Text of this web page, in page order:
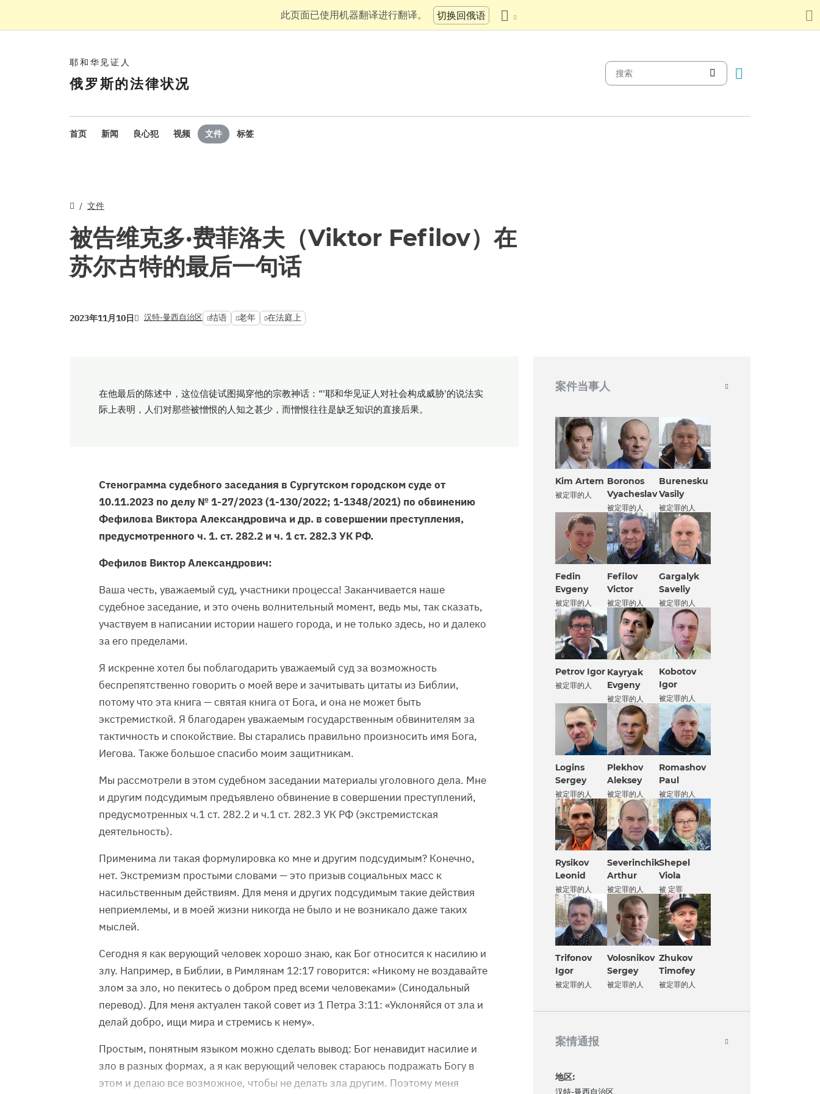
此页面已使用机器翻译进行翻译。 切换回俄语
耶和华见证人
俄罗斯的法律状况
首页 新闻 良心犯 视频 文件 标签
文件
被告维克多·费菲洛夫（Viktor Fefilov）在
苏尔古特的最后一句话
2023年11月10日 汉特-曼西自治区 结语 老年 在法庭上
在他最后的陈述中，这位信徒试图揭穿他的宗教神话：“'耶和华见证人对社会构成威胁'的说法实
际上表明，人们对那些被憎恨的人知之甚少，而憎恨往往是缺乏知识的直接后果。
Стенограмма судебного заседания в Сургутском городском суде от
10.11.2023 по делу № 1-27/2023 (1-130/2022; 1-1348/2021) по обвинению
Фефилова Виктора Александровича и др. в совершении преступления,
предусмотренного ч. 1. ст. 282.2 и ч. 1 ст. 282.3 УК РФ.
Фефилов Виктор Александрович:
Ваша честь, уважаемый суд, участники процесса! Заканчивается наше
судебное заседание, и это очень волнительный момент, ведь мы, так сказать,
участвуем в написании истории нашего города, и не только здесь, но и далеко
за его пределами.
Я искренне хотел бы поблагодарить уважаемый суд за возможность
беспрепятственно говорить о моей вере и зачитывать цитаты из Библии,
потому что эта книга — святая книга от Бога, и она не может быть
экстремисткой. Я благодарен уважаемым государственным обвинителям за
тактичность и спокойствие. Вы старались правильно произносить имя Бога,
Иегова. Также большое спасибо моим защитникам.
Мы рассмотрели в этом судебном заседании материалы уголовного дела. Мне
и другим подсудимым предъявлено обвинение в совершении преступлений,
предусмотренных ч.1 ст. 282.2 и ч.1 ст. 282.3 УК РФ (экстремистская
деятельность).
Применима ли такая формулировка ко мне и другим подсудимым? Конечно,
нет. Экстремизм простыми словами — это призыв социальных масс к
насильственным действиям. Для меня и других подсудимым такие действия
неприемлемы, и в моей жизни никогда не было и не возникало даже таких
мыслей.
Сегодня я как верующий человек хорошо знаю, как Бог относится к насилию и
злу. Например, в Библии, в Римлянам 12:17 говорится: «Никому не воздавайте
злом за зло, но пекитесь о добром пред всеми человеками» (Синодальный
перевод). Для меня актуален такой совет из 1 Петра 3:11: «Уклоняйся от зла и
делай добро, ищи мира и стремись к нему».
Простым, понятным языком можно сделать вывод: Бог ненавидит насилие и
зло в разных формах, а я как верующий человек стараюсь подражать Богу в
этом и делаю все возможное, чтобы не делать зла другим. Поэтому меня
案件当事人
Kim Artem
被定罪的人
Boronos
Vyacheslav
被定罪的人
Burenesku
Vasily
被定罪的人
Fedin
Evgeny
被定罪的人
Fefilov
Victor
被定罪的人
Gargalyk
Saveliy
被定罪的人
Petrov Igor
被定罪的人
Kayryak
Evgeny
被定罪的人
Kobotov
Igor
被定罪的人
Logins
Sergey
被定罪的人
Plekhov
Aleksey
被定罪的人
Romashov
Paul
被定罪的人
Rysikov
Leonid
被定罪的人
Severinchik
Arthur
被定罪的人
Shepel
Viola
被 定罪
Trifonov
Igor
被定罪的人
Volosnikov
Sergey
被定罪的人
Zhukov
Timofey
被定罪的人
案情通报
地区:
汉特-曼西自治区